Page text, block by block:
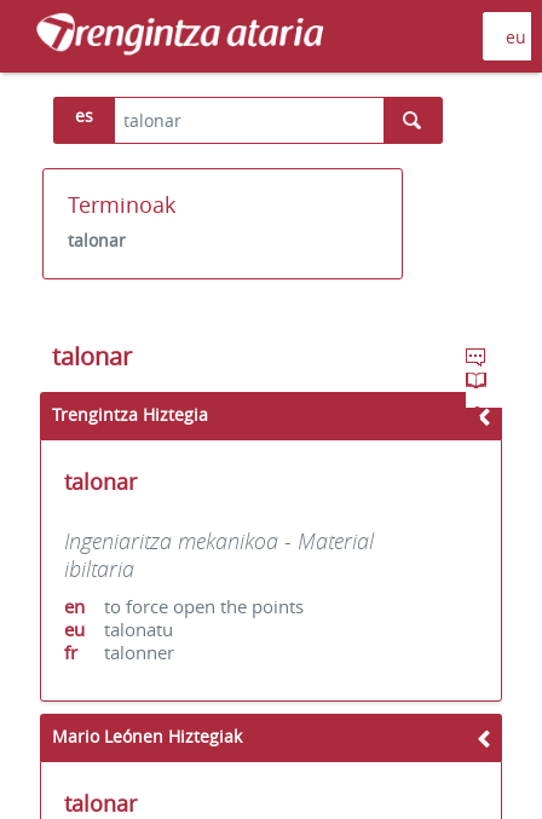
es
Terminoak
talonar
talonar
Trengintza Hiztegia
talonar
Ingeniaritza mekanikoa - Material
ibiltaria
en
to force open the points
eu
talonatu
fr
talonner
Mario Leónen Hiztegiak
talonar